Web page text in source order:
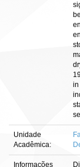
in
Unidade
Acadêmica:
Informações